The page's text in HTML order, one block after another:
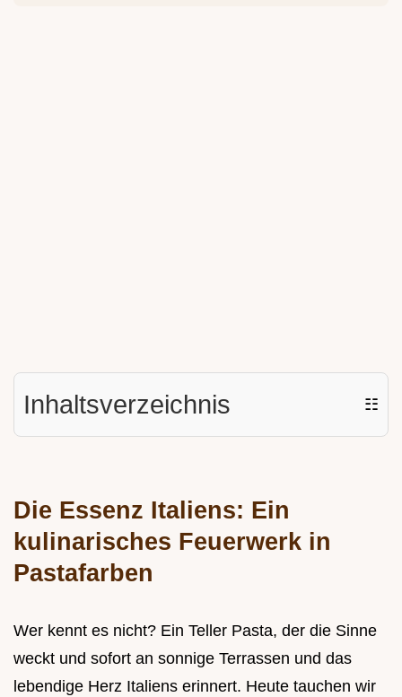
Inhaltsverzeichnis ☷
Die Essenz Italiens: Ein
kulinarisches Feuerwerk in
Pastafarben
Wer kennt es nicht? Ein Teller Pasta, der die Sinne
weckt und sofort an sonnige Terrassen und das
lebendige Herz Italiens erinnert. Heute tauchen wir